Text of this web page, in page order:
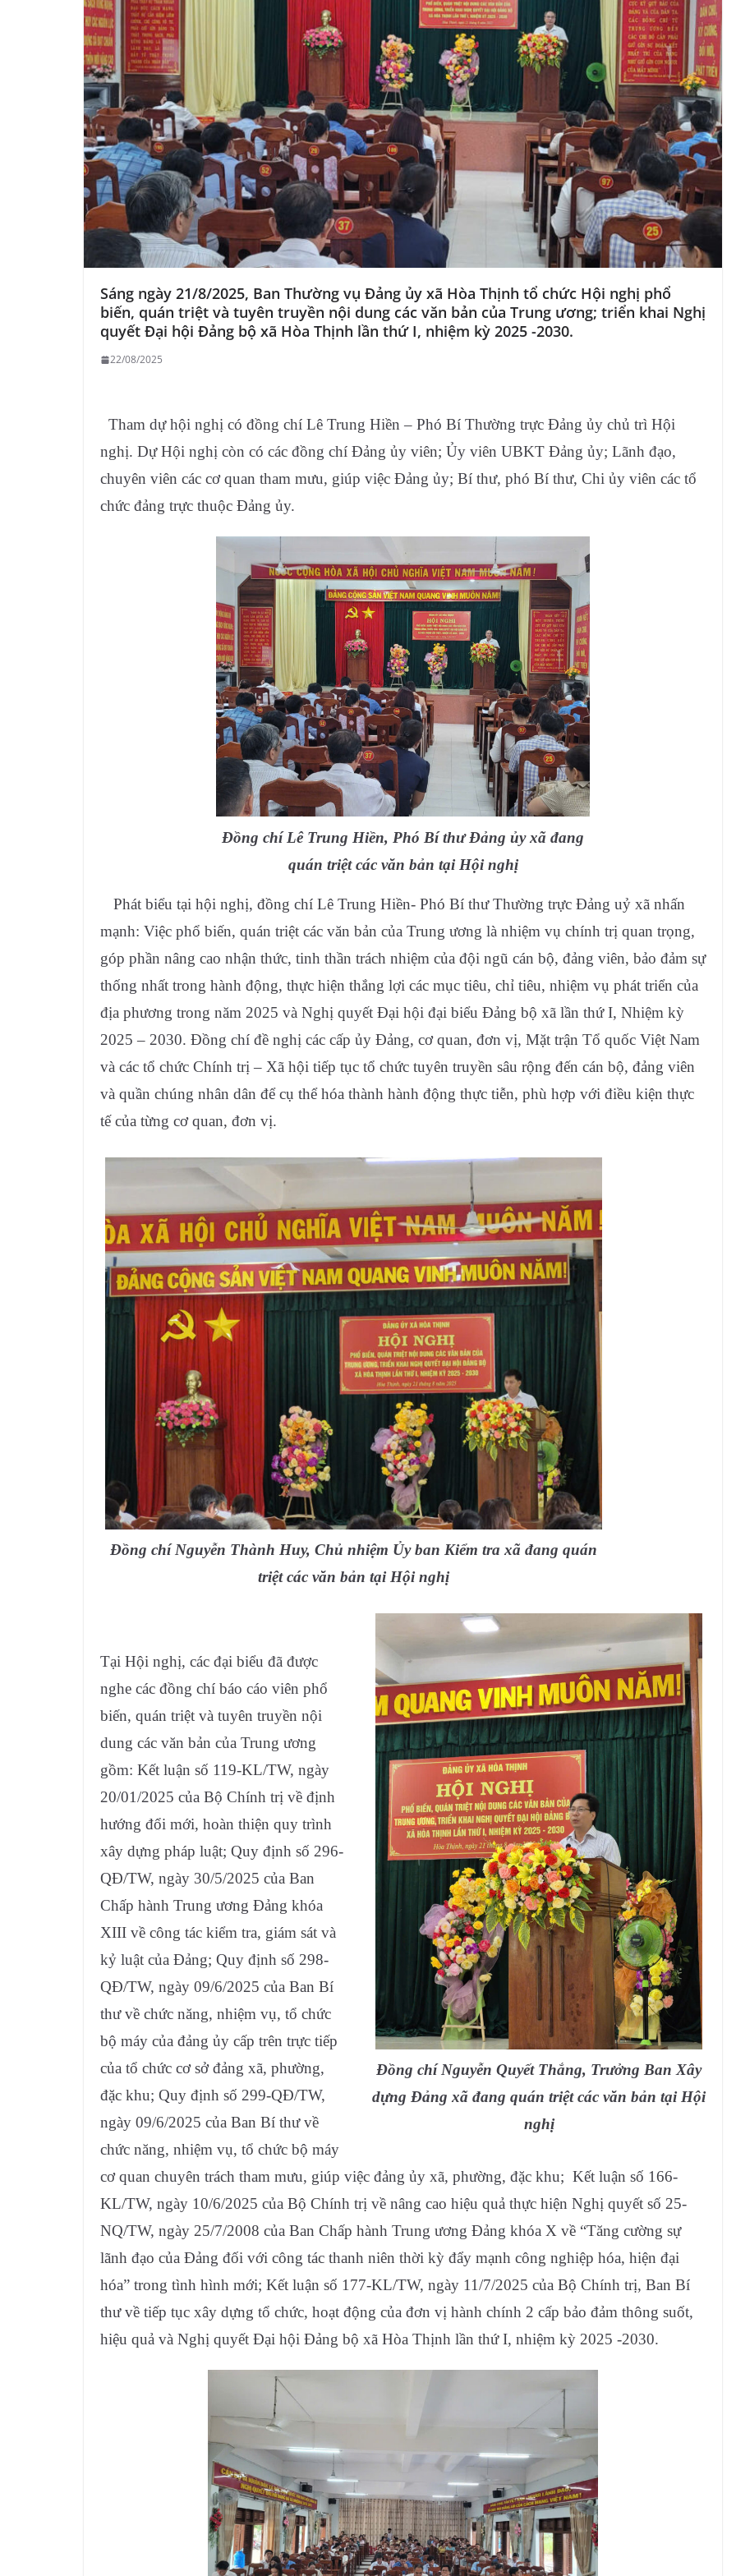
Sáng ngày 21/8/2025, Ban Thường vụ Đảng ủy xã Hòa Thịnh tổ chức Hội nghị phổ
biến, quán triệt và tuyên truyền nội dung các văn bản của Trung ương; triển khai Nghị
quyết Đại hội Đảng bộ xã Hòa Thịnh lần thứ I, nhiệm kỳ 2025 -2030.
22/08/2025
Tham dự hội nghị có đồng chí Lê Trung Hiền – Phó Bí Thường trực Đảng ủy chủ trì Hội
nghị. Dự Hội nghị còn có các đồng chí Đảng ủy viên; Ủy viên UBKT Đảng ủy; Lãnh đạo,
chuyên viên các cơ quan tham mưu, giúp việc Đảng ủy; Bí thư, phó Bí thư, Chi ủy viên các tổ
chức đảng trực thuộc Đảng ủy.
Đồng chí Lê Trung Hiền, Phó Bí thư Đảng ủy xã đang
quán triệt các văn bản tại Hội nghị
Phát biểu tại hội nghị, đồng chí Lê Trung Hiền- Phó Bí thư Thường trực Đảng uỷ xã nhấn
mạnh: Việc phổ biến, quán triệt các văn bản của Trung ương là nhiệm vụ chính trị quan trọng,
góp phần nâng cao nhận thức, tinh thần trách nhiệm của đội ngũ cán bộ, đảng viên, bảo đảm sự
thống nhất trong hành động, thực hiện thắng lợi các mục tiêu, chỉ tiêu, nhiệm vụ phát triển của
địa phương trong năm 2025 và Nghị quyết Đại hội đại biểu Đảng bộ xã lần thứ I, Nhiệm kỳ
2025 – 2030. Đồng chí đề nghị các cấp ủy Đảng, cơ quan, đơn vị, Mặt trận Tổ quốc Việt Nam
và các tổ chức Chính trị – Xã hội tiếp tục tổ chức tuyên truyền sâu rộng đến cán bộ, đảng viên
và quần chúng nhân dân để cụ thể hóa thành hành động thực tiễn, phù hợp với điều kiện thực
tế của từng cơ quan, đơn vị.
Đồng chí Nguyễn Thành Huy, Chủ nhiệm Ủy ban Kiểm tra xã đang quán
triệt các văn bản tại Hội nghị
Đồng chí Nguyễn Quyết Thắng, Trưởng Ban Xây
dựng Đảng xã đang quán triệt các văn bản tại Hội
nghị
Tại Hội nghị, các đại biểu đã được
nghe các đồng chí báo cáo viên phổ
biến, quán triệt và tuyên truyền nội
dung các văn bản của Trung ương
gồm: Kết luận số 119-KL/TW, ngày
20/01/2025 của Bộ Chính trị về định
hướng đổi mới, hoàn thiện quy trình
xây dựng pháp luật; Quy định số 296-
QĐ/TW, ngày 30/5/2025 của Ban
Chấp hành Trung ương Đảng khóa
XIII về công tác kiểm tra, giám sát và
kỷ luật của Đảng; Quy định số 298-
QĐ/TW, ngày 09/6/2025 của Ban Bí
thư về chức năng, nhiệm vụ, tổ chức
bộ máy của đảng ủy cấp trên trực tiếp
của tổ chức cơ sở đảng xã, phường,
đặc khu; Quy định số 299-QĐ/TW,
ngày 09/6/2025 của Ban Bí thư về
chức năng, nhiệm vụ, tổ chức bộ máy
cơ quan chuyên trách tham mưu, giúp việc đảng ủy xã, phường, đặc khu; Kết luận số 166-
KL/TW, ngày 10/6/2025 của Bộ Chính trị về nâng cao hiệu quả thực hiện Nghị quyết số 25-
NQ/TW, ngày 25/7/2008 của Ban Chấp hành Trung ương Đảng khóa X về “Tăng cường sự
lãnh đạo của Đảng đối với công tác thanh niên thời kỳ đẩy mạnh công nghiệp hóa, hiện đại
hóa” trong tình hình mới; Kết luận số 177-KL/TW, ngày 11/7/2025 của Bộ Chính trị, Ban Bí
thư về tiếp tục xây dựng tổ chức, hoạt động của đơn vị hành chính 2 cấp bảo đảm thông suốt,
hiệu quả và Nghị quyết Đại hội Đảng bộ xã Hòa Thịnh lần thứ I, nhiệm kỳ 2025 -2030.